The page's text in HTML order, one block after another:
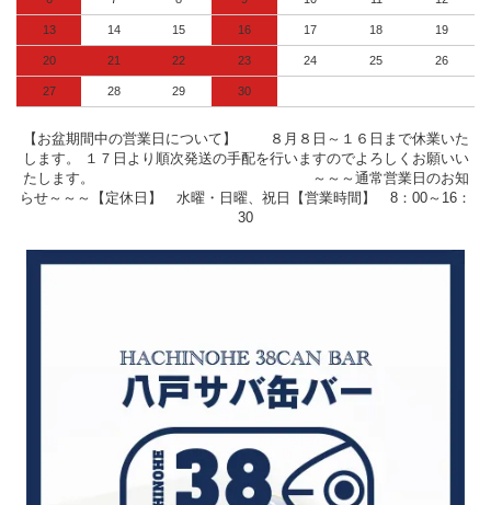
13 14 15 16 17 18 19
20 21 22 23 24 25 26
27 28 29 30
【お盆期間中の営業日について】 ８月８日～１６日まで休業いた
します。 １７日より順次発送の手配を行いますのでよろしくお願いい
たします。 ～～～通常営業日のお知
らせ～～～【定休日】 水曜・日曜、祝日【営業時間】 8：00～16：
30